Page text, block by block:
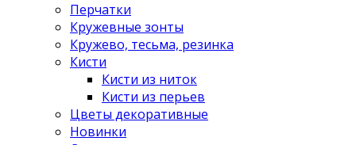
Перчатки
Кружевные зонты
Кружево, тесьма, резинка
Кисти
Кисти из ниток
Кисти из перьев
Цветы декоративные
Новинки